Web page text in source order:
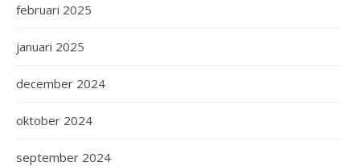
februari 2025
januari 2025
december 2024
oktober 2024
september 2024